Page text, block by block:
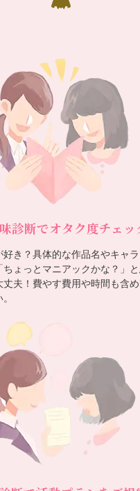
診断でオタク度チェッ
好き？具体的な作品名やキャ
ちょっとマニアックかな？」
丈夫！費やす費用や時間も含